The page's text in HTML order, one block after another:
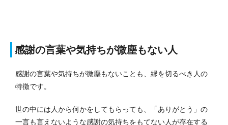
感謝の言葉や気持ちが微塵もない人
感謝の言葉や気持ちが微塵もないことも、縁を切るべき人の
特徴です。
世の中には人から何かをしてもらっても、「ありがとう」の
一言も言えないような感謝の気持ちをもてない人が存在する